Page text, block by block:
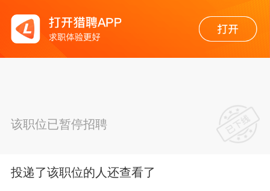
该职位已暂停招聘
投递了该职位的人还查看了